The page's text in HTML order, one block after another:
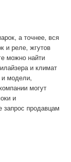
а точнее, вся
и реле, жгутов
можно найти
и климат
и модели,
могут
и
продавцам